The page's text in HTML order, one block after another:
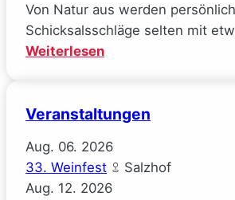
Von Natur aus werden
Schicksalsschläge selten mit
Weiterlesen:
(Josephine
Veranstaltungen
Aug. 06. 2026
33. Weinfest
Salzhof
Aug. 12. 2026